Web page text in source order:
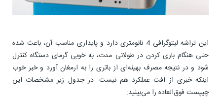
این تراشه لیتوگرافی 4 نانومتری دارد و پایداری مناسب آن، باعث شده
حتی هنگام بازی کردن در طولانی مدت، به خوبی گرمای دستگاه کنترل
شود و در نتیجه مصرف بهینه‌ای از باتری را به ارمغان آورد و خبر خوب
اینکه خبری از افت عملکرد هم نیست. در جدول زیر مشخصات این
چیپست فوق‌العاده را می‌بینید: